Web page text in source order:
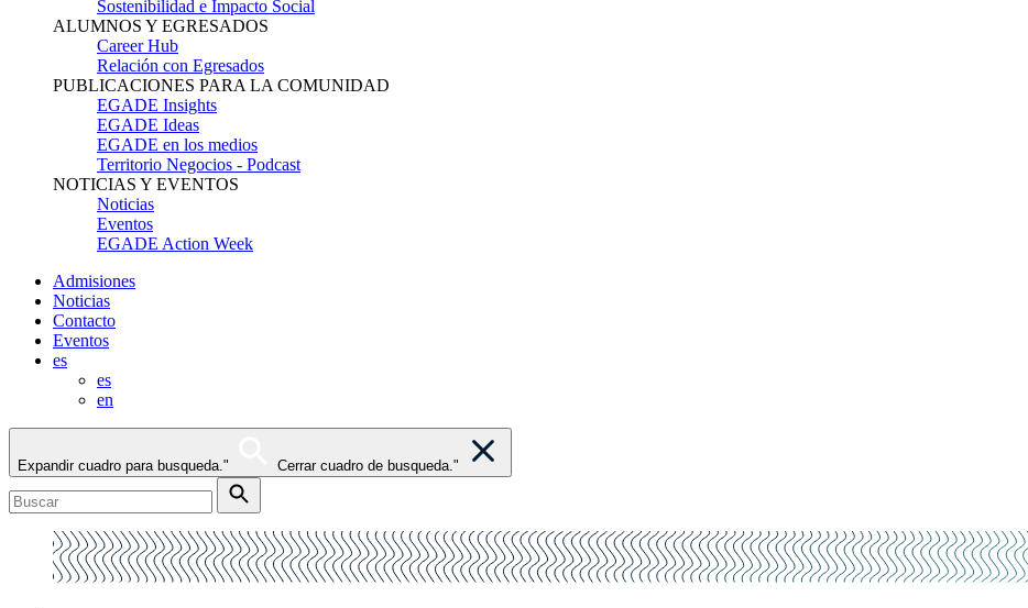
Sostenibilidad e Impacto Social
ALUMNOS Y EGRESADOS
Career Hub
Relación con Egresados
PUBLICACIONES PARA LA COMUNIDAD
EGADE Insights
EGADE Ideas
EGADE en los medios
Territorio Negocios - Podcast
NOTICIAS Y EVENTOS
Noticias
Eventos
EGADE Action Week
Admisiones
Noticias
Contacto
Eventos
es
es
en
Expandir cuadro para busqueda." Cerrar cuadro de busqueda."